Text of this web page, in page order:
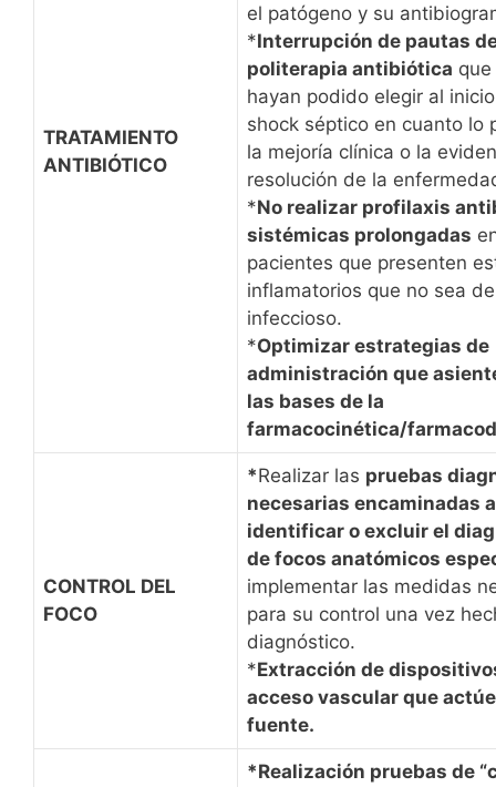
TRATAMIENTO
ANTIBIÓTICO
el patógeno y su
*Interrupción de pautas
politerapia antibiótica
hayan podido elegir al
shock séptico en cuanto lo
la mejoría clínica o la
resolución de la
*No realizar profilaxis
sistémicas prolongadas
pacientes que presenten
inflamatorios que no sea
infeccioso.
*Optimizar estrategias de
administración que
las bases de la
farmacocinética/
CONTROL DEL
FOCO
*Realizar las pruebas
necesarias encaminadas a
identificar o excluir el
de focos anatómicos
implementar las medidas
para su control una vez
diagnóstico.
*Extracción de
acceso vascular que
fuente.
*Realización pruebas de